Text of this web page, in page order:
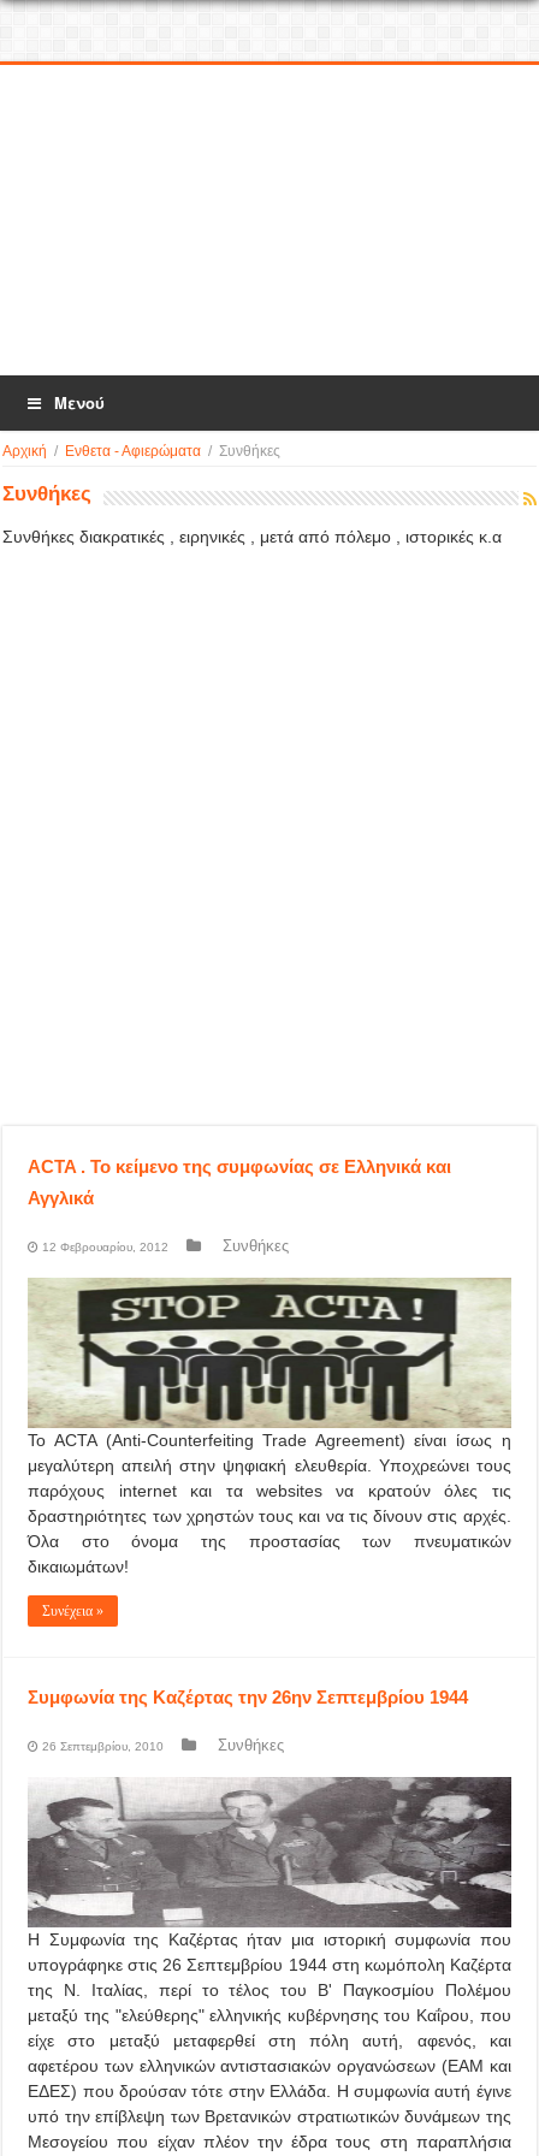
Μενού
Αρχική / Ενθετα - Αφιερώματα / Συνθήκες
Συνθήκες
Συνθήκες διακρατικές , ειρηνικές , μετά από πόλεμο , ιστορικές κ.α
ACTA . Το κείμενο της συμφωνίας σε Ελληνικά και
Αγγλικά
12 Φεβρουαρίου, 2012 Συνθήκες
To ACTA (Anti-Counterfeiting Trade Agreement) είναι ίσως η
μεγαλύτερη απειλή στην ψηφιακή ελευθερία. Υποχρεώνει τους
παρόχους internet και τα websites να κρατούν όλες τις
δραστηριότητες των χρηστών τους και να τις δίνουν στις αρχές.
Όλα στο όνομα της προστασίας των πνευματικών
δικαιωμάτων!
Συνέχεια »
Συμφωνία της Καζέρτας την 26ην Σεπτεμβρίου 1944
26 Σεπτεμβρίου, 2010 Συνθήκες
Η Συμφωνία της Καζέρτας ήταν μια ιστορική συμφωνία που
υπογράφηκε στις 26 Σεπτεμβρίου 1944 στη κωμόπολη Καζέρτα
της Ν. Ιταλίας, περί το τέλος του Β' Παγκοσμίου Πολέμου
μεταξύ της "ελεύθερης" ελληνικής κυβέρνησης του Καΐρου, που
είχε στο μεταξύ μεταφερθεί στη πόλη αυτή, αφενός, και
αφετέρου των ελληνικών αντιστασιακών οργανώσεων (ΕΑΜ και
ΕΔΕΣ) που δρούσαν τότε στην Ελλάδα. Η συμφωνία αυτή έγινε
υπό την επίβλεψη των Βρετανικών στρατιωτικών δυνάμεων της
Μεσογείου που είχαν πλέον την έδρα τους στη παραπλήσια